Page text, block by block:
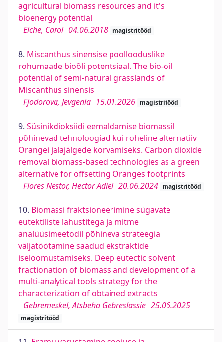
agricultural biomass resources and it's
bioenergy potential
Eiche, Carol 04.06.2018 magistritööd
8. Miscanthus sinensise poollooduslike
rohumaade bioõli potentsiaal. The bio-oil
potential of semi-natural grasslands of
Miscanthus sinensis
Fjodorova, Jevgenia 15.01.2026 magistritööd
9. Süsinikdioksiidi eemaldamise biomassil
põhinevad tehnoloogiad kui roheline alternatiiv
Orangei jalajälgede korvamiseks. Carbon dioxide
removal biomass-based technologies as a green
alternative for offsetting Oranges footprints
Flores Nestor, Hector Adiel 20.06.2024 magistritööd
10. Biomassi fraktsioneerimine sügavate
eutektiliste lahustitega ja mitme
analüüsimeetodil põhineva strateegia
väljatöötamine saadud ekstraktide
iseloomustamiseks. Deep eutectic solvent
fractionation of biomass and development of a
multi-analytical tools strategy for the
characterization of obtained extracts
Gebremeskel, Atsbeha Gebreslassie 25.06.2025
magistritööd